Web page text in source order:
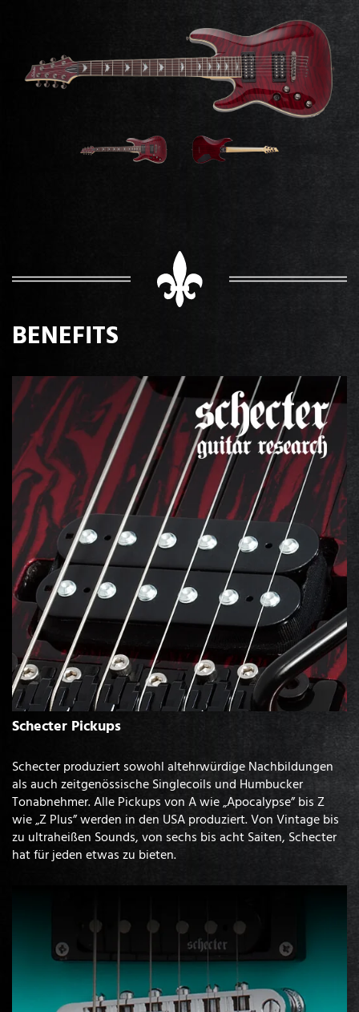
BENEFITS
Schecter Pickups
Schecter produziert sowohl altehrwürdige Nachbildungen
als auch zeitgenössische Singlecoils und Humbucker
Tonabnehmer. Alle Pickups von A wie „Apocalypse” bis Z
wie „Z Plus” werden in den USA produziert. Von Vintage bis
zu ultraheißen Sounds, von sechs bis acht Saiten, Schecter
hat für jeden etwas zu bieten.